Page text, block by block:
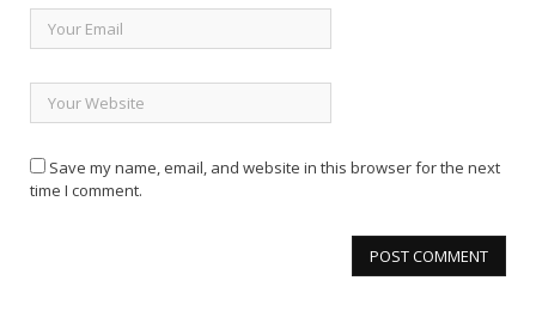
Save my name, email, and website in this browser for the next
time I comment.